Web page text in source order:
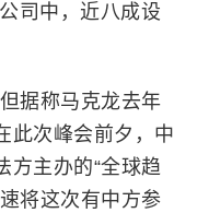
司中，近八成设
据称马克龙去年
此次峰会前夕，中
方主办的“全球趋
将这次有中方参